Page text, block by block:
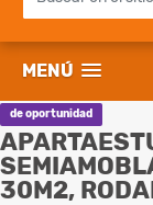
MENÚ
de oportunidad
30M2,